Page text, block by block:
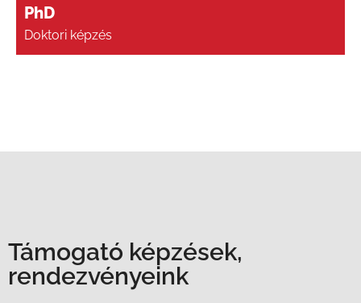
PhD
Doktori képzés
Támogató képzések,
rendezvényeink